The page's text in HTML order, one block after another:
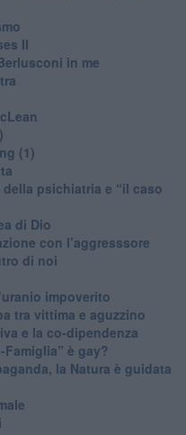
II
in me
(1)
psichiatria e “il caso
di Dio
con l’aggresssore
di noi
impoverito
tra vittima e aguzzino
e la co-dipendenza
è gay?
la Natura è guidata